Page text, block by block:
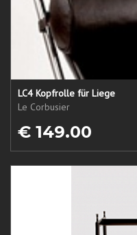
LC4 Kopfrolle für Liege
Le Corbusier
€ 149.00